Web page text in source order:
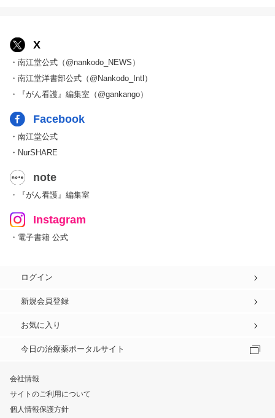
X
・南江堂公式（@nankodo_NEWS）
・南江堂洋書部公式（@Nankodo_Intl）
・『がん看護』編集室（@gankango）
Facebook
・南江堂公式
・NurSHARE
note
・『がん看護』編集室
Instagram
・電子書籍 公式
ログイン
新規会員登録
お気に入り
今日の治療薬ポータルサイト
会社情報
サイトのご利用について
個人情報保護方針